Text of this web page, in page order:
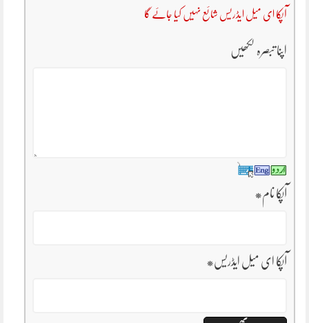
آپکا ای میل ایڈریس شائع نہیں کیا جائے گا
اپنا تبصرہ لکھیں
آپکا نام*
آپکا ای میل ایڈریس*